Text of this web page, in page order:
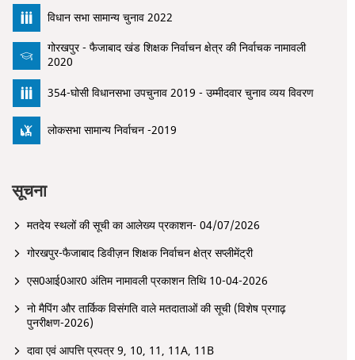
विधान सभा सामान्य चुनाव 2022
गोरखपुर - फैजाबाद खंड शिक्षक निर्वाचन क्षेत्र की निर्वाचक नामावली
2020
354-घोसी विधानसभा उपचुनाव 2019 - उम्मीदवार चुनाव व्यय विवरण
लोकसभा सामान्य निर्वाचन -2019
सूचना
मतदेय स्थलों की सूची का आलेख्य प्रकाशन- 04/07/2026
गोरखपुर-फैजाबाद डिवीज़न शिक्षक निर्वाचन क्षेत्र सप्लीमेंट्री
एस0आई0आर0 अंतिम नामावली प्रकाशन तिथि 10-04-2026
नो मैपिंग और तार्किक विसंगति वाले मतदाताओं की सूची (विशेष प्रगाढ़
पुनरीक्षण-2026)
दावा एवं आपत्ति प्रपत्र 9, 10, 11, 11A, 11B